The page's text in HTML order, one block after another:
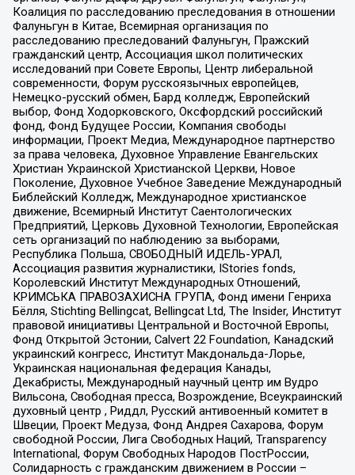
Коалиция по расследованию преследования в отношении
Фалуньгун в Китае, Всемирная организация по
расследованию преследований Фалуньгун, Пражский
гражданский центр, Ассоциация школ политических
исследований при Совете Европы, Центр либеральной
современности, Форум русскоязычных европейцев,
Немецко-русский обмен, Бард колледж, Европейский
выбор, Фонд Ходорковского, Оксфордский российский
фонд, Фонд Будущее России, Компания свободы
информации, Проект Медиа, Международное партнерство
за права человека, Духовное Управление Евангельских
Христиан Украинской Христианской Церкви, Новое
Поколение, Духовное Учебное Заведение Международный
Библейский Колледж, Международное христианское
движение, Всемирный Институт Саентологических
Предприятий, Церковь Духовной Технологии, Европейская
сеть организаций по наблюдению за выборами,
Республика Польша, СВОБОДНЫЙ ИДЕЛЬ-УРАЛ,
Ассоциация развития журналистики, IStories fonds,
Королевский Институт Международных Отношений,
КРИМСЬКА ПРАВОЗАХИСНА ГРУПА, Фонд имени Генриха
Бёлля, Stichting Bellingcat, Bellingcat Ltd, The Insider, Институт
правовой инициативы Центральной и Восточной Европы,
Фонд Открытой Эстонии, Calvert 22 Foundation, Канадский
украинский конгресс, Институт Макдональда-Лорье,
Украинская национальная федерация Канады,
Декабристы, Международный научный центр им Вудро
Вильсона, Свободная пресса, Возрождение, Всеукраинский
духовный центр , Риддл, Русский антивоенный комитет в
Швеции, Проект Медуза, Фонд Андрея Сахарова, Форум
свободной России, Лига Свободных Наций, Transparеncy
International, Форум Свободных Народов ПостРоссии,
Солидарность с гражданским движением в России –